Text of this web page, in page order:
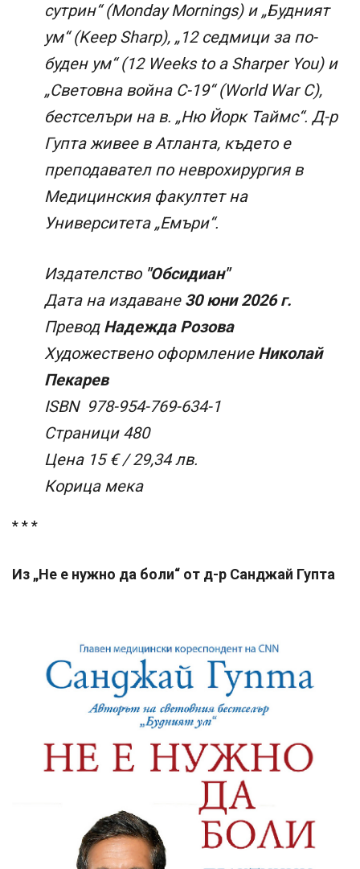
сутрин“ (Monday Mornings) и „Будният
ум“ (Keep Sharp), „12 седмици за по-
буден ум“ (12 Weeks to a Sharper You) и
„Световна война С-19“ (World War C),
бестселъри на в. „Ню Йорк Таймс“. Д-р
Гупта живее в Атланта, където е
преподавател по неврохирургия в
Медицинския факултет на
Университета „Емъри“.
Издателство "Обсидиан"
Дата на издаване 30 юни 2026 г.
Превод Надежда Розова
Художествено оформлениеНиколай
Пекарев
ISBN 978-954-769-634-1
Страници 480
Цена 15 € / 29,34 лв.
Корица мека
* * *
Из „Не е нужно да боли“ от д-р Санджай Гупта